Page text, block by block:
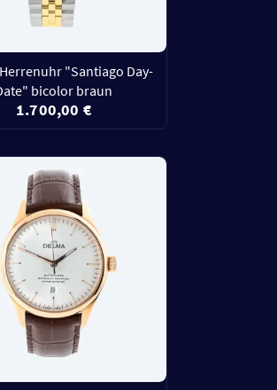
Herrenuhr "Santiago Day-
bicolor braun
1.700,00 €